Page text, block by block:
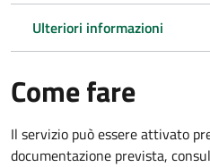
Ulteriori informazioni
Come fare
Il servizio può essere attivato
documentazione prevista,